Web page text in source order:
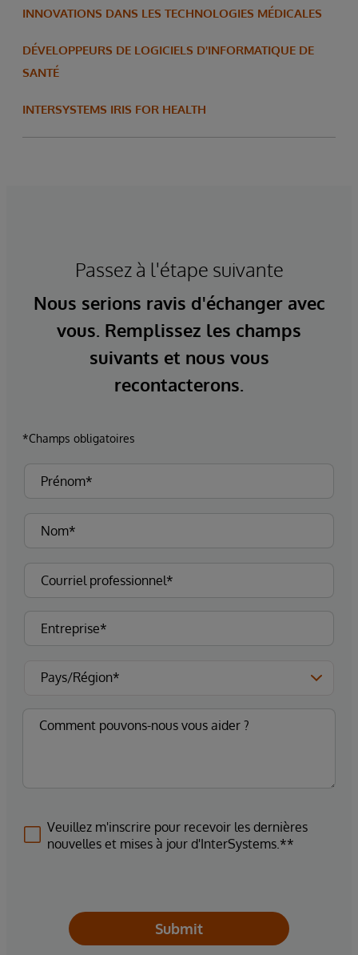
INNOVATIONS DANS LES TECHNOLOGIES MÉDICALES
DÉVELOPPEURS DE LOGICIELS D'INFORMATIQUE DE
SANTÉ
INTERSYSTEMS IRIS FOR HEALTH
Passez à l'étape suivante
Nous serions ravis d'échanger avec
vous. Remplissez les champs
suivants et nous vous
recontacterons.
*Champs obligatoires
Veuillez m'inscrire pour recevoir les dernières
nouvelles et mises à jour d'InterSystems.**
Submit